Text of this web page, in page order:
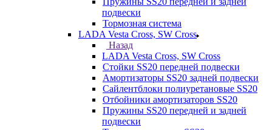
подвески
Тормозная система
LADA Vesta Cross, SW Cross
Назад
LADA Vesta Cross, SW Cross
Стойки SS20 передней подвески
Амортизаторы SS20 задней подвески
Сайлентблоки полиуретановые SS20
Отбойники амортизаторов SS20
Пружины SS20 передней и задней
подвески